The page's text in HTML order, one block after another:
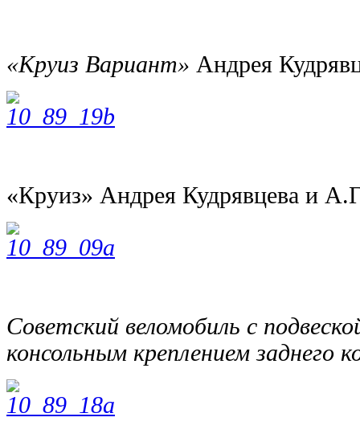
«Круиз Вариант» Андрея
«Круиз» Андрея Кудрявцева и
Советский веломобиль с
консольным креплением заднего